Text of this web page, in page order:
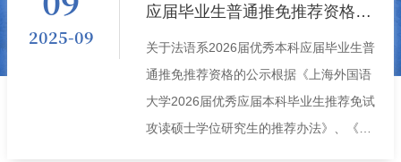
2025-09
应届毕业生普通推免推荐资格公
示
关于法语系2026届优秀本科应届毕业生普
通推免推荐资格的公示根据《上海外国语
大学2026届优秀应届本科毕业生推荐免试
攻读硕士学位研究生的推荐办法》、《法